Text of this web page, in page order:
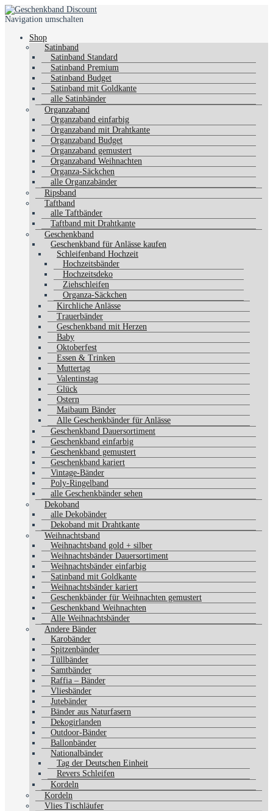
Navigation umschalten
Shop
Satinband
Satinband Standard
Satinband Premium
Satinband Budget
Satinband mit Goldkante
alle Satinbänder
Organzaband
Organzaband einfarbig
Organzaband mit Drahtkante
Organzaband Budget
Organzaband gemustert
Organzaband Weihnachten
Organza-Säckchen
alle Organzabänder
Ripsband
Taftband
alle Taftbänder
Taftband mit Drahtkante
Geschenkband
Geschenkband für Anlässe kaufen
Schleifenband Hochzeit
Hochzeitsbänder
Hochzeitsdeko
Ziehschleifen
Organza-Säckchen
Kirchliche Anlässe
Trauerbänder
Geschenkband mit Herzen
Baby
Oktoberfest
Essen & Trinken
Muttertag
Valentinstag
Glück
Ostern
Maibaum Bänder
Alle Geschenkbänder für Anlässe
Geschenkband Dauersortiment
Geschenkband einfarbig
Geschenkband gemustert
Geschenkband kariert
Vintage-Bänder
Poly-Ringelband
alle Geschenkbänder sehen
Dekoband
alle Dekobänder
Dekoband mit Drahtkante
Weihnachtsband
Weihnachtsband gold + silber
Weihnachtsbänder Dauersortiment
Weihnachtsbänder einfarbig
Satinband mit Goldkante
Weihnachtsbänder kariert
Geschenkbänder für Weihnachten gemustert
Geschenkband Weihnachten
Alle Weihnachtsbänder
Andere Bänder
Karobänder
Spitzenbänder
Tüllbänder
Samtbänder
Raffia – Bänder
Vliesbänder
Jutebänder
Bänder aus Naturfasern
Dekogirlanden
Outdoor-Bänder
Ballonbänder
Nationalbänder
Tag der Deutschen Einheit
Revers Schleifen
Kordeln
Kordeln
Vlies Tischläufer